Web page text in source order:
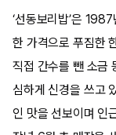
‘선동보리밥’은
한 가격으로 푸짐한
직접 간수를 뺀 소금
심하게 신경을 쓰고
인 맛을 선보이며 인